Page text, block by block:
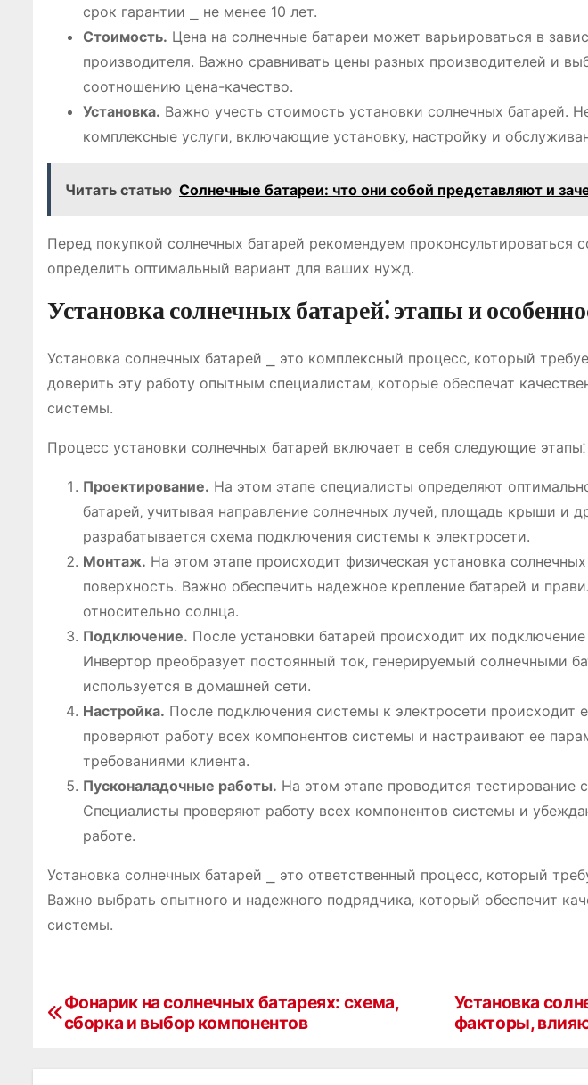
срок гарантии ⎯ не менее 10 лет.
Стоимость. Цена на солнечные батареи может варьироваться в
производителя. Важно сравнивать цены разных производителей и
соотношению цена-качество.
Установка. Важно учесть стоимость установки солнечных батарей.
комплексные услуги‚ включающие установку‚ настройку и
Читать статью Солнечные батареи: что они собой представляют и
Перед покупкой солнечных батарей рекомендуем проконсультироваться
определить оптимальный вариант для ваших нужд.
Установка солнечных батарей⁚ этапы и
Установка солнечных батарей ⎯ это комплексный процесс‚ который
доверить эту работу опытным специалистам‚ которые обеспечат
системы.
Процесс установки солнечных батарей включает в себя следующие этапы⁚
Проектирование. На этом этапе специалисты определяют
батарей‚ учитывая направление солнечных лучей‚ площадь крыши и
разрабатывается схема подключения системы к электросети.
Монтаж. На этом этапе происходит физическая установка
поверхность. Важно обеспечить надежное крепление батарей и
относительно солнца.
Подключение. После установки батарей происходит их
Инвертор преобразует постоянный ток‚ генерируемый солнечными
используется в домашней сети.
Настройка. После подключения системы к электросети происходит
проверяют работу всех компонентов системы и настраивают ее
требованиями клиента.
Пусконаладочные работы. На этом этапе проводится тестирование
Специалисты проверяют работу всех компонентов системы и
работе.
Установка солнечных батарей ⎯ это ответственный процесс‚ который
Важно выбрать опытного и надежного подрядчика‚ который обеспечит
системы.
Н
Установка
факторы,
Фонарик на солнечных батареях: схема,
сборка и выбор компонентов